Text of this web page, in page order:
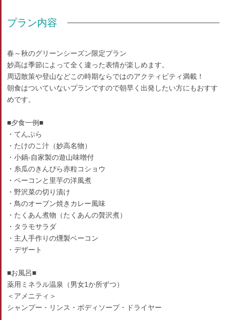
プラン内容
春～秋のグリーンシーズン限定プラン
妙高は季節によって全く違った表情が楽しめます。
周辺散策や登山などこの時期ならではのアクティビティ満載！
朝食はついていないプランですので朝早く出発したい方にもおすす
めです。
■夕食一例■
・てんぷら
・たけのこ汁（妙高名物）
・小鍋-自家製の遊山味噌付
・糸瓜のきんぴら赤粒コショウ
・ベーコンと里芋の洋風煮
・野沢菜の切り漬け
・鳥のオーブン焼きカレー風味
・たくあん煮物（たくあんの贅沢煮）
・タラモサラダ
・主人手作りの燻製ベーコン
・デザート
■お風呂■
薬用ミネラル温泉（男女1か所ずつ）
＜アメニティ＞
シャンプー・リンス・ボディソープ・ドライヤー